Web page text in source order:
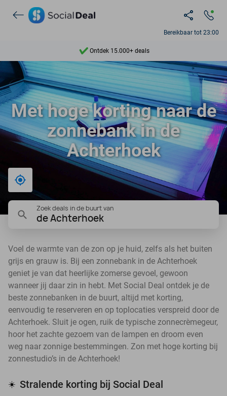
Bereikbaar tot 23:00
Ontdek 15.000+ deals
7 dagen per week beschikbaar
10+ miljoen leden
9,4
Ontdek 15.000+ deals
Met hoge korting naar de
zonnebank in de
Achterhoek
Zoek deals in de buurt van
de Achterhoek
Voel de warmte van de zon op je huid, zelfs als het buiten
grijs en grauw is. Bij een zonnebank in de Achterhoek
geniet je van dat heerlijke zomerse gevoel, gewoon
wanneer jij daar zin in hebt. Met Social Deal ontdek je de
beste zonnebanken in de buurt, altijd met korting,
eenvoudig te reserveren en op toplocaties verspreid door de
Achterhoek. Sluit je ogen, ruik de typische zonnecrèmegeur,
hoor het zachte gezoem van de lampen en droom even
weg naar zonnige bestemmingen. Zon met hoge korting bij
zonnestudio’s in de Achterhoek!
☀️ Stralende korting bij Social Deal